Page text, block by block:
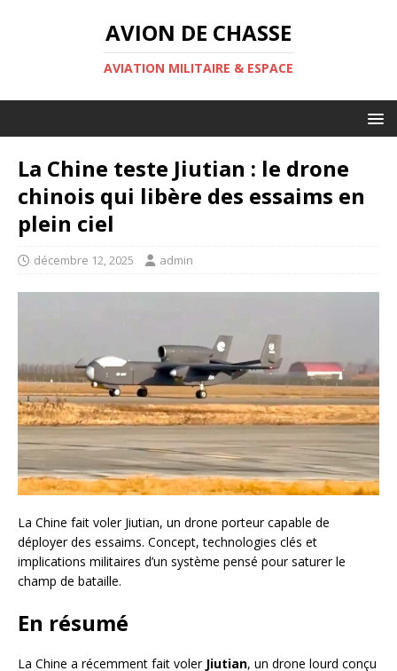
AVION DE CHASSE
AVIATION MILITAIRE & ESPACE
La Chine teste Jiutian : le drone
chinois qui libère des essaims en
plein ciel
décembre 12, 2025 admin
La Chine fait voler Jiutian, un drone porteur capable de
déployer des essaims. Concept, technologies clés et
implications militaires d’un système pensé pour saturer le
champ de bataille.
En résumé
La Chine a récemment fait voler Jiutian, un drone lourd conçu